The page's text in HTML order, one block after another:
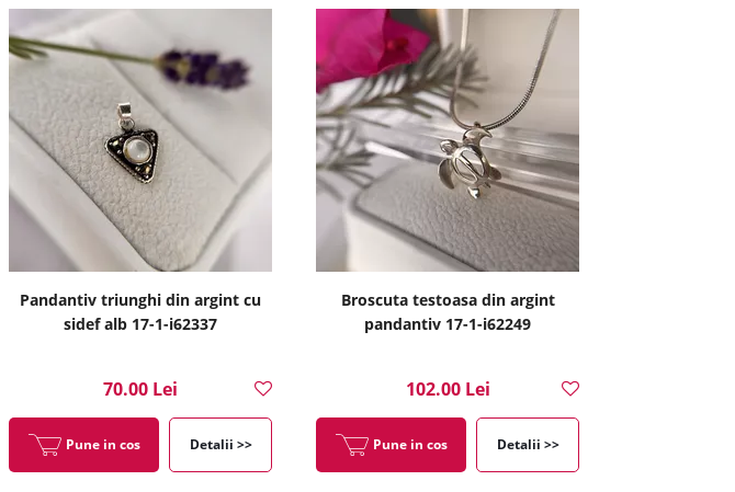
Pandantiv triunghi din argint cu
sidef alb 17-1-i62337
70.00 Lei
Pune in cos Detalii >>
Broscuta testoasa din argint
pandantiv 17-1-i62249
102.00 Lei
Pune in cos Detalii >>